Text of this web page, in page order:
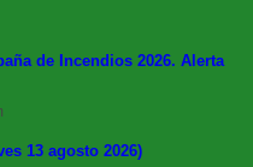
de Incendios 2026. Alerta
13 agosto 2026)